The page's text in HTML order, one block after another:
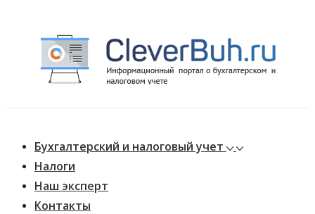
основному
содержимому
Бухгалтерский и налоговый учет
Налоги
Наш эксперт
Контакты